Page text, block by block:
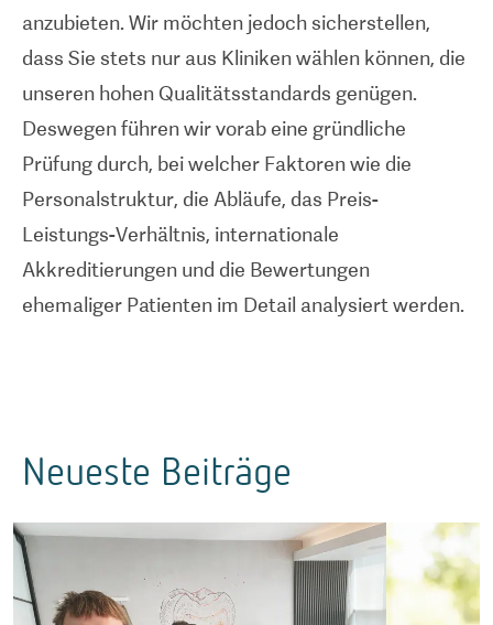
anzubieten. Wir möchten jedoch sicherstellen,
dass Sie stets nur aus Kliniken wählen können, die
unseren hohen Qualitätsstandards genügen.
Deswegen führen wir vorab eine gründliche
Prüfung durch, bei welcher Faktoren wie die
Personalstruktur, die Abläufe, das Preis-
Leistungs-Verhältnis, internationale
Akkreditierungen und die Bewertungen
ehemaliger Patienten im Detail analysiert werden.
Neueste Beiträge